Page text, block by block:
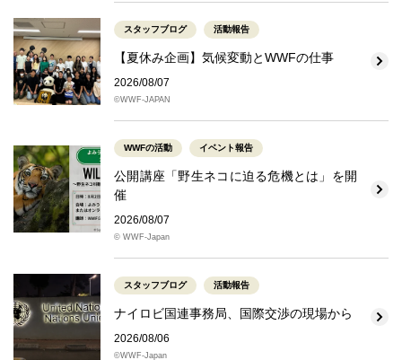
スタッフブログ 活動報告
【夏休み企画】気候変動とWWFの仕事
2026/08/07
©WWF-JAPAN
WWFの活動 イベント報告
公開講座「野生ネコに迫る危機とは」を開
催
2026/08/07
© WWF-Japan
スタッフブログ 活動報告
ナイロビ国連事務局、国際交渉の現場から
2026/08/06
©WWF-Japan